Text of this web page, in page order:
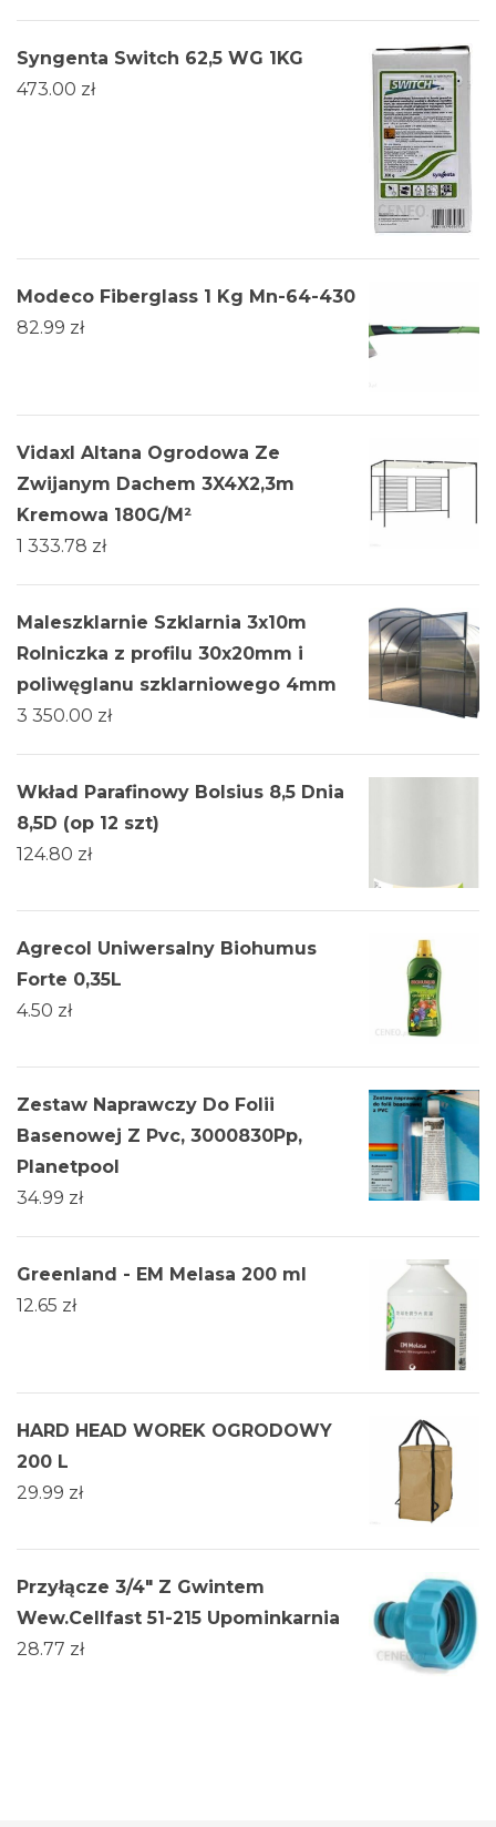
Syngenta Switch 62,5 WG 1KG
473.00 zł
Modeco Fiberglass 1 Kg Mn-64-430
82.99 zł
Vidaxl Altana Ogrodowa Ze
Zwijanym Dachem 3X4X2,3m
Kremowa 180G/M²
1 333.78 zł
Maleszklarnie Szklarnia 3x10m
Rolniczka z profilu 30x20mm i
poliwęglanu szklarniowego 4mm
3 350.00 zł
Wkład Parafinowy Bolsius 8,5 Dnia
8,5D (op 12 szt)
124.80 zł
Agrecol Uniwersalny Biohumus
Forte 0,35L
4.50 zł
Zestaw Naprawczy Do Folii
Basenowej Z Pvc, 3000830Pp,
Planetpool
34.99 zł
Greenland - EM Melasa 200 ml
12.65 zł
HARD HEAD WOREK OGRODOWY
200 L
29.99 zł
Przyłącze 3/4" Z Gwintem
Wew.Cellfast 51-215 Upominkarnia
28.77 zł